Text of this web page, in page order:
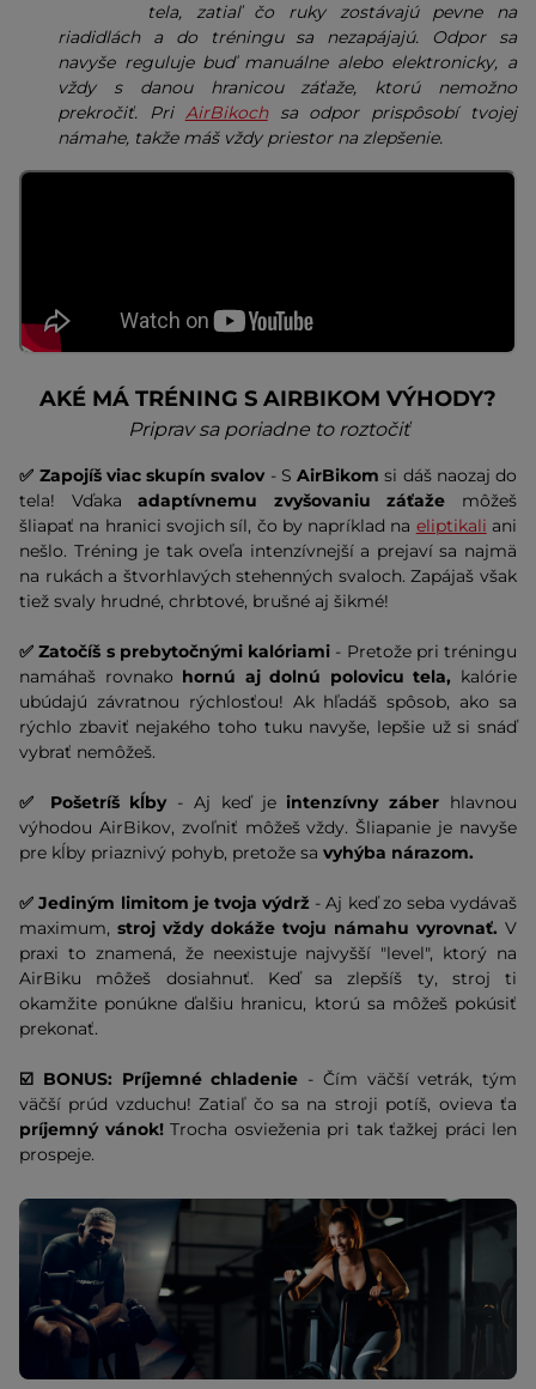
tela, zatiaľ čo ruky zostávajú pevne na
riadidlách a do tréningu sa nezapájajú.
Odpor sa
navyše reguluje buď manuálne alebo elektronicky, a
vždy s danou hranicou záťaže, ktorú nemožno
prekročiť. Pri AirBikochsa odpor prispôsobí tvojej
námahe, takže máš vždy priestor na zlepšenie.
AKÉ MÁ TRÉNING S AIRBIKOM VÝHODY?
Priprav sa poriadne to roztočiť
✅ Zapojíš viac skupín svalov- S AirBikom si dáš naozaj do
tela! Vďakaadaptívnemu zvyšovaniu záťaže môžeš
šliapať na hranici svojich síl, čo by napríklad na eliptikali ani
nešlo. Tréning je tak oveľa intenzívnejší a prejaví sa najmä
na rukách a štvorhlavých stehenných svaloch. Zapájaš však
tiež svaly hrudné, chrbtové, brušné aj šikmé!
✅ Zatočíš s prebytočnými kalóriami - Pretože pri tréningu
namáhaš rovnako hornú aj dolnú polovicu tela, kalórie
ubúdajú závratnou rýchlosťou! Ak hľadáš spôsob, ako sa
rýchlo zbaviť nejakého toho tuku navyše, lepšie už si snáď
vybrať nemôžeš.
✅ Pošetríš kĺby- Aj keď je intenzívny záber hlavnou
výhodou AirBikov, zvoľniť môžeš vždy. Šliapanie je navyše
pre kĺby priaznivý pohyb, pretože sa vyhýba nárazom.
✅ Jediným limitom je tvoja výdrž - Aj keď zo seba vydávaš
maximum, stroj vždy dokáže tvoju námahu vyrovnať. V
praxi to znamená, že neexistuje najvyšší "level", ktorý na
AirBiku môžeš dosiahnuť. Keď sa zlepšíš ty, stroj ti
okamžite ponúkne ďalšiu hranicu, ktorú sa môžeš pokúsiť
prekonať.
☑️ BONUS: Príjemné chladenie - Čím väčší vetrák, tým
väčší prúd vzduchu! Zatiaľ čo sa na stroji potíš, ovieva ťa
príjemný vánok!Trocha osvieženia pri tak ťažkej práci len
prospeje.